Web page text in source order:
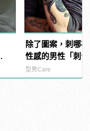
除了圖案，刺哪
性感的男性「刺
manfashion這樣
型男Care